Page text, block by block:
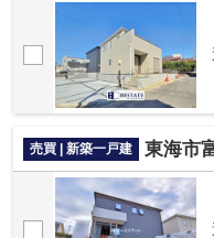
売買 | 新築一戸建 東海市